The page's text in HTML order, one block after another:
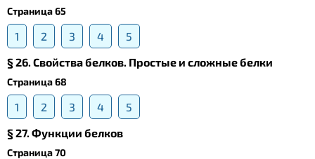
Страница 65
1 2 3 4
5
§ 26. Свойства белков. Простые и сложные белки
Страница 68
1 2 3 4
5
§ 27. Функции белков
Страница 70